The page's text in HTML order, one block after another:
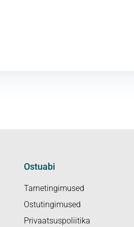
Ostuabi
Tarnetingimused
Ostutingimused
Privaatsuspoliitika